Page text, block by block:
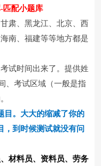
匹配小题库
肃、黑龙江、北京、西
南、福建等等地方都是
试时间出来了。提供姓
、考试区域（一般是指
目。大大的缩减了你的
，到时候测试就没有问
材料员、资料员、劳务